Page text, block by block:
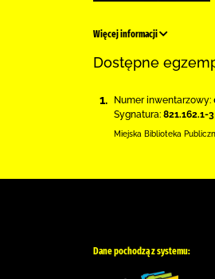
Więcej informacji
Dostępne
1. Numer inwentarzowy:
Sygnatura: 821.162.1-3
Miejska Biblioteka
Dane pochodzą z systemu: